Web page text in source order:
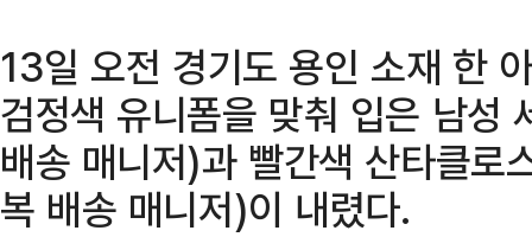
13일 오전 경기도 용인 소재 한
검정색 유니폼을 맞춰 입은 남성
배송 매니저)과 빨간색 산타클로
복 배송 매니저)이 내렸다.